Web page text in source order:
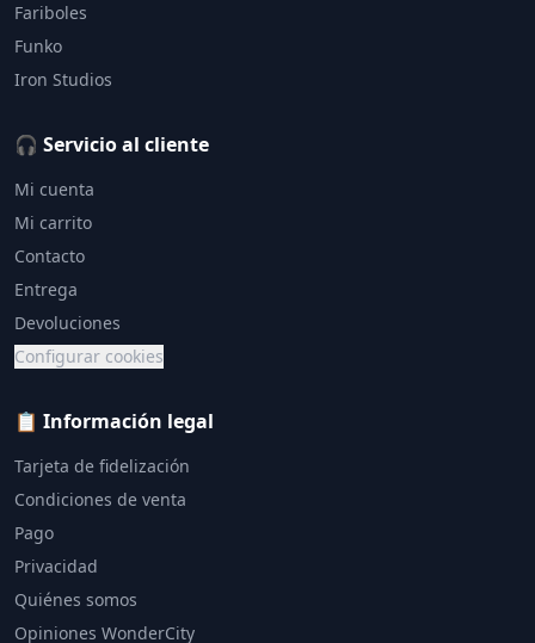
Fariboles
Funko
Iron Studios
🎧 Servicio al cliente
Mi cuenta
Mi carrito
Contacto
Entrega
Devoluciones
Configurar cookies
📋 Información legal
Tarjeta de fidelización
Condiciones de venta
Pago
Privacidad
Quiénes somos
Opiniones WonderCity